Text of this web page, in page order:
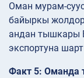
Оман мурам-
байыркы
андан тышкары
экспортуна шарт
Факт 5: Оманда